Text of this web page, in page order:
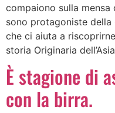
compaiono sulla
sono protagoniste della
che ci aiuta a
storia Originaria
È stagione di
con la birra.